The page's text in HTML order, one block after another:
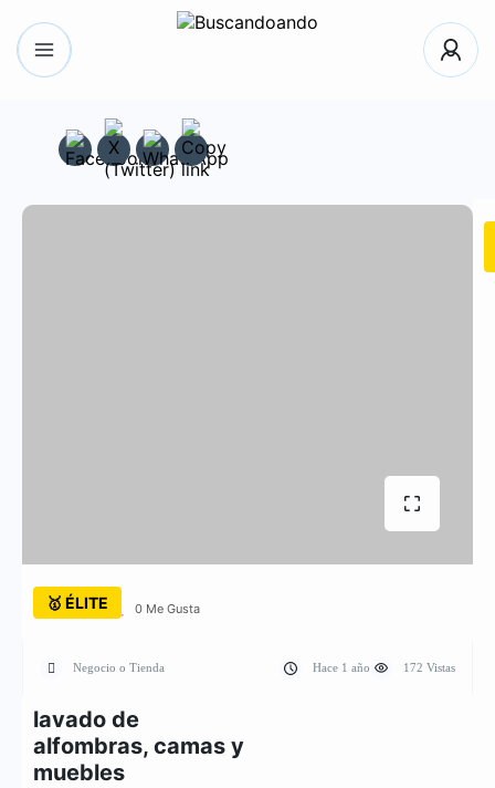
🥇 ÉLITE 0 Me Gusta
Negocio o Tienda Hace 1 año 172 Vistas
lavado de
alfombras, camas y
muebles